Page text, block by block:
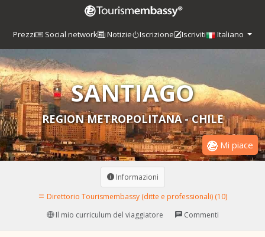
Prezzi Social network Notizie Iscrizione Iscriviti Italiano
SANTIAGO
REGION METROPOLITANA - CHILE
Mi piace
Informazioni
Direttorio Tourismembassy (ditte e professionali) (10)
Il mio curriculum del viaggiatore
Commenti